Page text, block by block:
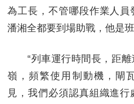
為工長，不管哪段作業人員
潘湘全都要到場助戰，他是
“列車運行時間長，距離
嶺，頻繁使用制動機，閘
見，我們必須認真組織進